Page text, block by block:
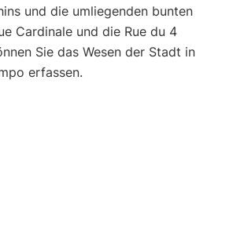
und die umliegenden bunten
Cardinale und die Rue du 4
Sie das Wesen der Stadt in
erfassen.